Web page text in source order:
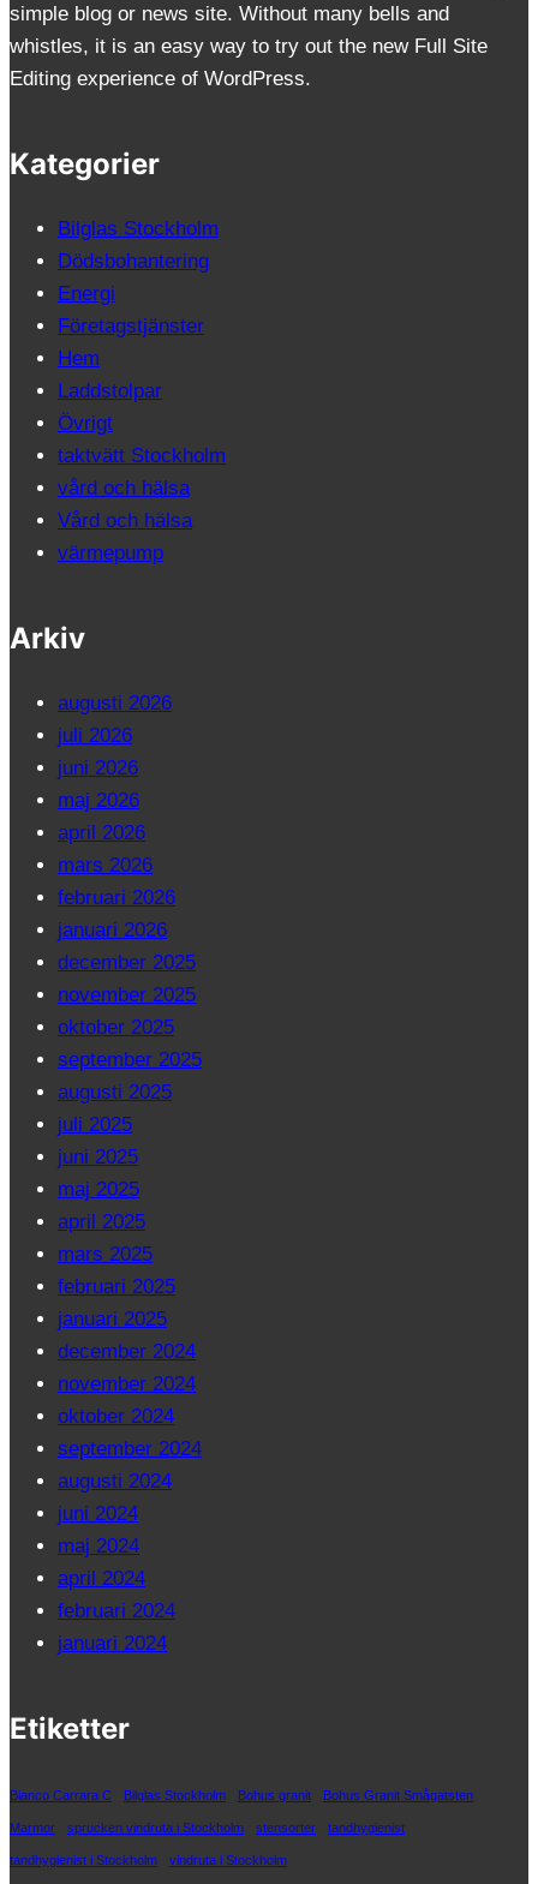
simple blog or news site. Without many bells and
whistles, it is an easy way to try out the new Full Site
Editing experience of WordPress.
Kategorier
Bilglas Stockholm
Dödsbohantering
Energi
Företagstjänster
Hem
Laddstolpar
Övrigt
taktvätt Stockholm
vård och hälsa
Vård och hälsa
värmepump
Arkiv
augusti 2026
juli 2026
juni 2026
maj 2026
april 2026
mars 2026
februari 2026
januari 2026
december 2025
november 2025
oktober 2025
september 2025
augusti 2025
juli 2025
juni 2025
maj 2025
april 2025
mars 2025
februari 2025
januari 2025
december 2024
november 2024
oktober 2024
september 2024
augusti 2024
juni 2024
maj 2024
april 2024
februari 2024
januari 2024
Etiketter
Bianco Carrara C Bilglas Stockholm Bohus granit Bohus Granit Smågatsten
Marmor sprucken vindruta i Stockholm stensorter tandhygienist
tandhygienist i Stockholm vindruta i Stockholm